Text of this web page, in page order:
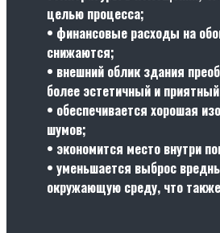
целью процесса;
• финансовые расходы на
снижаются;
• внешний облик здания
более эстетичный и
• обеспечивается хорошая
шумов;
• экономится место внутри
• уменьшается выброс
окружающую среду, что